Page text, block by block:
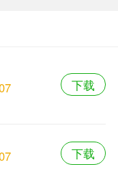
下载
下载